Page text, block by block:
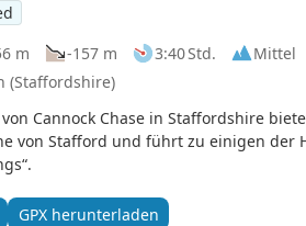
m -157 m 3:40 Std.
Mittel
(Staffordshire)
Cannock Chase in Staffordshire
von Stafford und führt zu einigen der
GPX herunterladen